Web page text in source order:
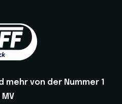
von der Nummer 1